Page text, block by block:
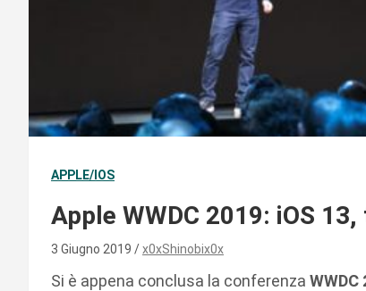
APPLE/IOS
Apple WWDC 2019: iOS
3 Giugno 2019 x0xShinobix0x
Si è appena conclusa la conferenza WWDC